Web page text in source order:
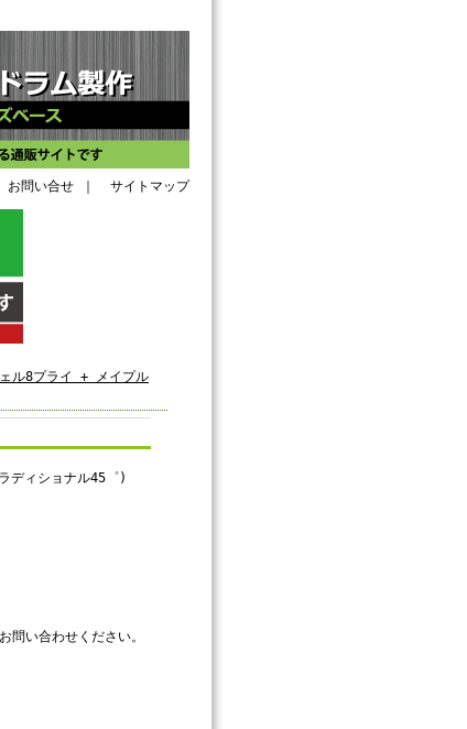
お問い合せ サイトマップ
ル8プライ + メイプル
ィショナル45゜)
い合わせください。